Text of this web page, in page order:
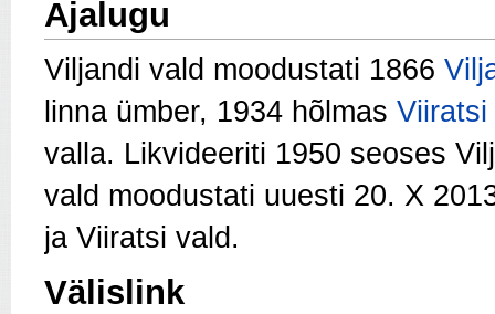
Ajalugu
Viljandi vald moodustati 1866
linna ümber, 1934 hõlmas Viiratsi
valla. Likvideeriti 1950 seoses
vald moodustati uuesti 20. X
ja Viiratsi vald.
Välislink